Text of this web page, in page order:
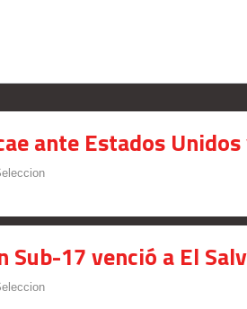
ante Estados
Sub-17 venció a El